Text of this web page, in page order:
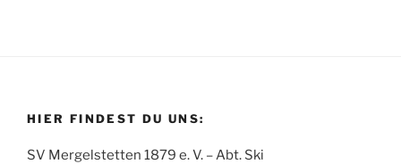
HIER FINDEST DU UNS:
SV Mergelstetten 1879 e. V. – Abt. Ski